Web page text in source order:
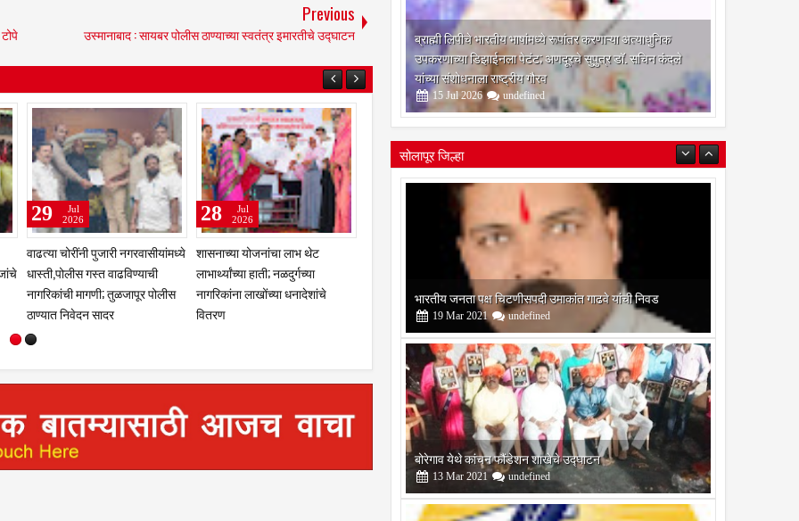
Previous
उस्मानाबाद : सायबर पोलीस ठाण्याच्या स्वतंत्र इमारतीचे उद्घाटन
कुलस्वामिनीच्या चरणी अभिनेत्री
प्राजक्ता माळी; तुळजाभवानी मंदिरात
सहकुटुंब पूजा-अर्चा
31
Jul
2026
झरेगावच्या दत्त मठात गुरुपौर्णिमेचा
भक्तिरंग; 'दासबोध'वर काका महाराजांचे
प्रबोधन
29
Jul
2026
ब्राह्मी लिपीचे भारतीय भाषांमध्ये रूपांतर करणाऱ्या अत्याधुनिक
उपकरणाच्या डिझाईनला पेटंट; अणदूरचे सुपुत्र डॉ. सचिन कंदले
यांच्या संशोधनाला राष्ट्रीय गौरव
15 Jul 2026 undefined
सोलापूर जिल्हा
बोरेगाव येथे कांचन फौंडेशन शाखेचे उद्घाटन
13 Mar 2021 undefined
सोलापूर जिल्हा वृत्तपत्र लेखकमंच कडून वार्षिक पत्रलेखन स्पर्धेचे
आयोजन
09 Feb 2021 undefined